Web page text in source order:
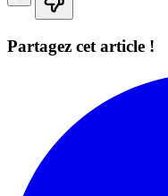
Partagez cet article !